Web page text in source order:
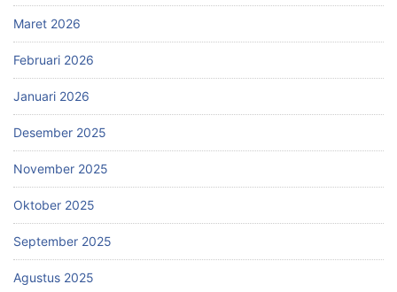
Maret 2026
Februari 2026
Januari 2026
Desember 2025
November 2025
Oktober 2025
September 2025
Agustus 2025